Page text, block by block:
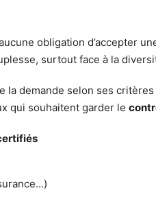
obligation d’accepter
surtout face à la
la demande selon ses
qui souhaitent garder le